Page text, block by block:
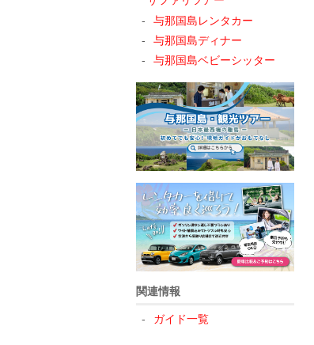
与那国島レンタカー
与那国島ディナー
与那国島ベビーシッター
関連情報
ガイド一覧